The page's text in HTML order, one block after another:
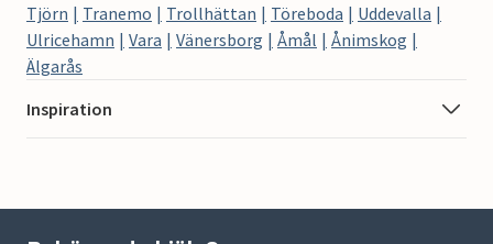
Tjörn
Tranemo Trollhättan Töreboda
Uddevalla
Ulricehamn
Vara Vänersborg Åmål
Ånimskog
Älgarås
Inspiration